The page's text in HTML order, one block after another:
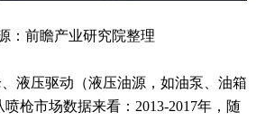
：前瞻产业研究院整理
液压驱动（液压油源，如油泵、油箱
枪市场数据来看：2013-2017年，随